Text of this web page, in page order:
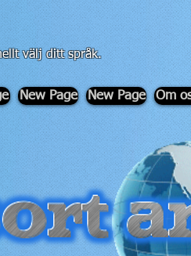
välj ditt språk.
New Page New Page Om